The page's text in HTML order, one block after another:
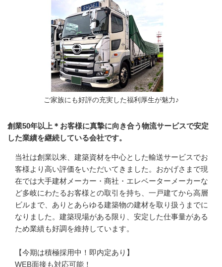
ご家族にも好評の充実した福利厚生が魅力♪
創業50年以上＊お客様に真摯に向き合う物流サービスで安定
した業績を継続している会社です。
当社は創業以来、建築資材を中心とした輸送サービスでお
客様より高い評価をいただいてきました。おかげさまで現
在では大手建材メーカー・商社・エレベーターメーカーな
ど多岐にわたるお客様との取引を持ち、一戸建てから高層
ビルまで、ありとあらゆる建築物の建材を取り扱うまでに
なりました。建築現場がある限り、安定した仕事量がある
ため業績も好調を維持しています。
【今期は積極採用中！即内定あり】
WEB面接も対応可能！